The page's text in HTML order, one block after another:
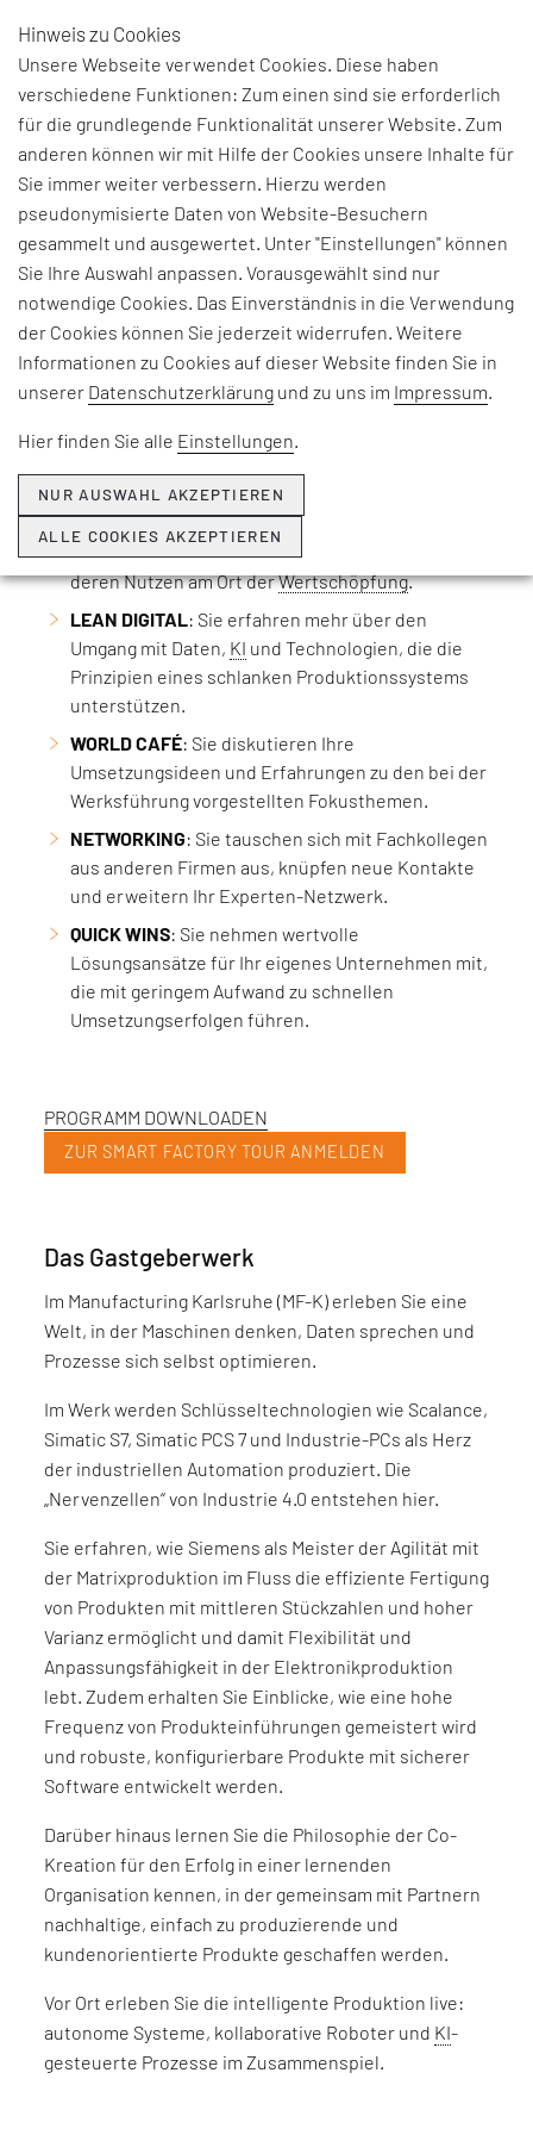
SMART FACTORY TOUR
2026
Best Practice live im Werk bei
Siemens erleben
Ihr Nutzen
SUCCESS STORY: Sie lernen die
Smart FactoryundOperational Excellence
kennen.
USE CASES: Sie sehen erfolgreich umgesetzte
Digitalisierungslösungen live im Werk und erleben
deren Nutzen am Ort derWertschöpfung.
LEAN DIGITAL: Sie erfahren mehr über den
Umgang mit Daten, KI und Technologien, die die
Prinzipien eines schlanken Produktionssystems
unterstützen.
WORLD CAFÉ: Sie diskutieren Ihre
Umsetzungsideen und Erfahrungen zu den bei der
Werksführung vorgestellten Fokusthemen.
NETWORKING: Sie tauschen sich mit Fachkollegen
aus anderen Firmen aus, knüpfen neue Kontakte
und erweitern Ihr Experten-Netzwerk.
QUICK WINS: Sie nehmen wertvolle
Lösungsansätze für Ihr eigenes Unternehmen mit,
die mit geringem Aufwand zu schnellen
Umsetzungserfolgen führen.
PROGRAMM DOWNLOADEN
ZUR SMART FACTORY TOUR ANMELDEN
Das Gastgeberwerk
Im Manufacturing Karlsruhe (MF-K) erleben Sie eine
Welt, in der Maschinen denken, Daten sprechen und
Prozesse sich selbst optimieren.
Im Werk werden Schlüsseltechnologien wie Scalance,
Simatic S7, Simatic PCS 7 und Industrie-PCs als Herz
der industriellen Automation produziert. Die
„Nervenzellen“ von Industrie 4.0 entstehen hier.
Sie erfahren, wie Siemens als Meister der Agilität mit
der Matrixproduktion im Fluss die effiziente Fertigung
von Produkten mit mittleren Stückzahlen und hoher
Varianz ermöglicht und damit Flexibilität und
Anpassungsfähigkeit in der Elektronikproduktion
lebt. Zudem erhalten Sie Einblicke, wie eine hohe
Frequenz von Produkteinführungen gemeistert wird
und robuste, konfigurierbare Produkte mit sicherer
Software entwickelt werden.
Darüber hinaus lernen Sie die Philosophie der Co-
Kreation für den Erfolg in einer lernenden
Organisation kennen, in der gemeinsam mit Partnern
nachhaltige, einfach zu produzierende und
kundenorientierte Produkte geschaffen werden.
Vor Ort erleben Sie die intelligente Produktion live:
autonome Systeme, kollaborative Roboter und KI-
gesteuerte Prozesse im Zusammenspiel.
Hinweis zu Cookies
Unsere Webseite verwendet Cookies. Diese haben
verschiedene Funktionen: Zum einen sind sie erforderlich
für die grundlegende Funktionalität unserer Website. Zum
anderen können wir mit Hilfe der Cookies unsere Inhalte für
Sie immer weiter verbessern. Hierzu werden
pseudonymisierte Daten von Website-Besuchern
gesammelt und ausgewertet. Unter "Einstellungen" können
Sie Ihre Auswahl anpassen. Vorausgewählt sind nur
notwendige Cookies. Das Einverständnis in die Verwendung
der Cookies können Sie jederzeit widerrufen. Weitere
Informationen zu Cookies auf dieser Website finden Sie in
unserer Datenschutzerklärung und zu uns im Impressum.
Hier finden Sie alle Einstellungen.
NUR AUSWAHL AKZEPTIEREN
ALLE COOKIES AKZEPTIEREN